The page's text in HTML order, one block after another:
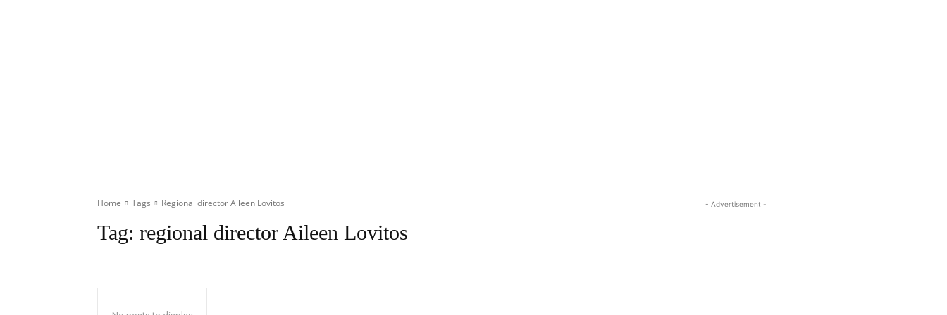
Home Tags Regional director Aileen Lovitos
Tag: regional director Aileen Lovitos
- Advertisement -